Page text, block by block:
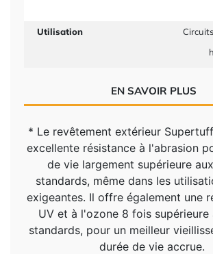
Utilisation
EN SAVOIR PLUS
* Le revêtement extérieur
excellente résistance à l'abrasion
de vie largement supérieure
standards, même dans les
exigeantes. Il offre également une
UV et à l'ozone 8 fois supérieure
standards, pour un meilleur
durée de vie accrue.